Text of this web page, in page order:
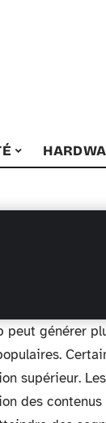
peut générer
supérieur.
des